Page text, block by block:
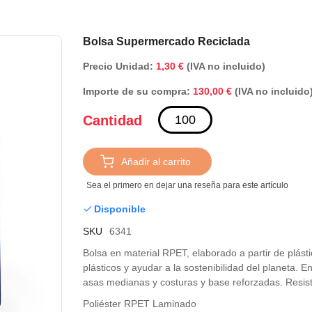
Saltar
comienzo
galería
Bolsa Supermercado Reciclada
Precio Unidad: 1,30 € (IVA no incluido)
Importe de su compra: 130,00 € (IVA no
Cantidad
Añadir al carrito
Sea el primero en dejar una reseña para este artículo
Disponible
SKU
6341
Bolsa en material RPET, elaborado a partir de
plásticos y ayudar a la sostenibilidad del planeta.
asas medianas y costuras y base reforzadas.
Poliéster RPET Laminado